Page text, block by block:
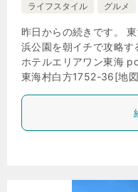
ライフスタイル
グルメ
昨日からの続きです。
浜公園を朝イチで攻略
ホテルエリアワン東海
東海村白方1752-36[地